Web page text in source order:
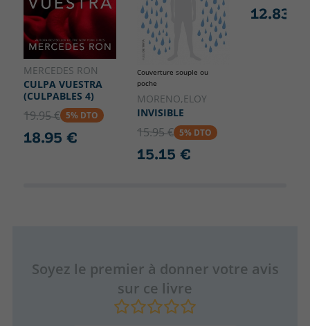
MERCEDES RON
CULPA VUESTRA
(CULPABLES 4)
19.95 € 5% DTO
18.95 €
Couverture souple ou
poche
MORENO,ELOY
INVISIBLE
15.95 € 5% DTO
15.15 €
12.83 €
Soyez le premier à donner votre avis
sur ce livre